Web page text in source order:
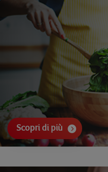
Scopri di più